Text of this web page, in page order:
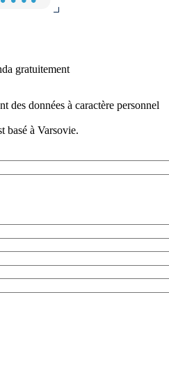
gratuitement
des données à caractère personnel
à Varsovie.